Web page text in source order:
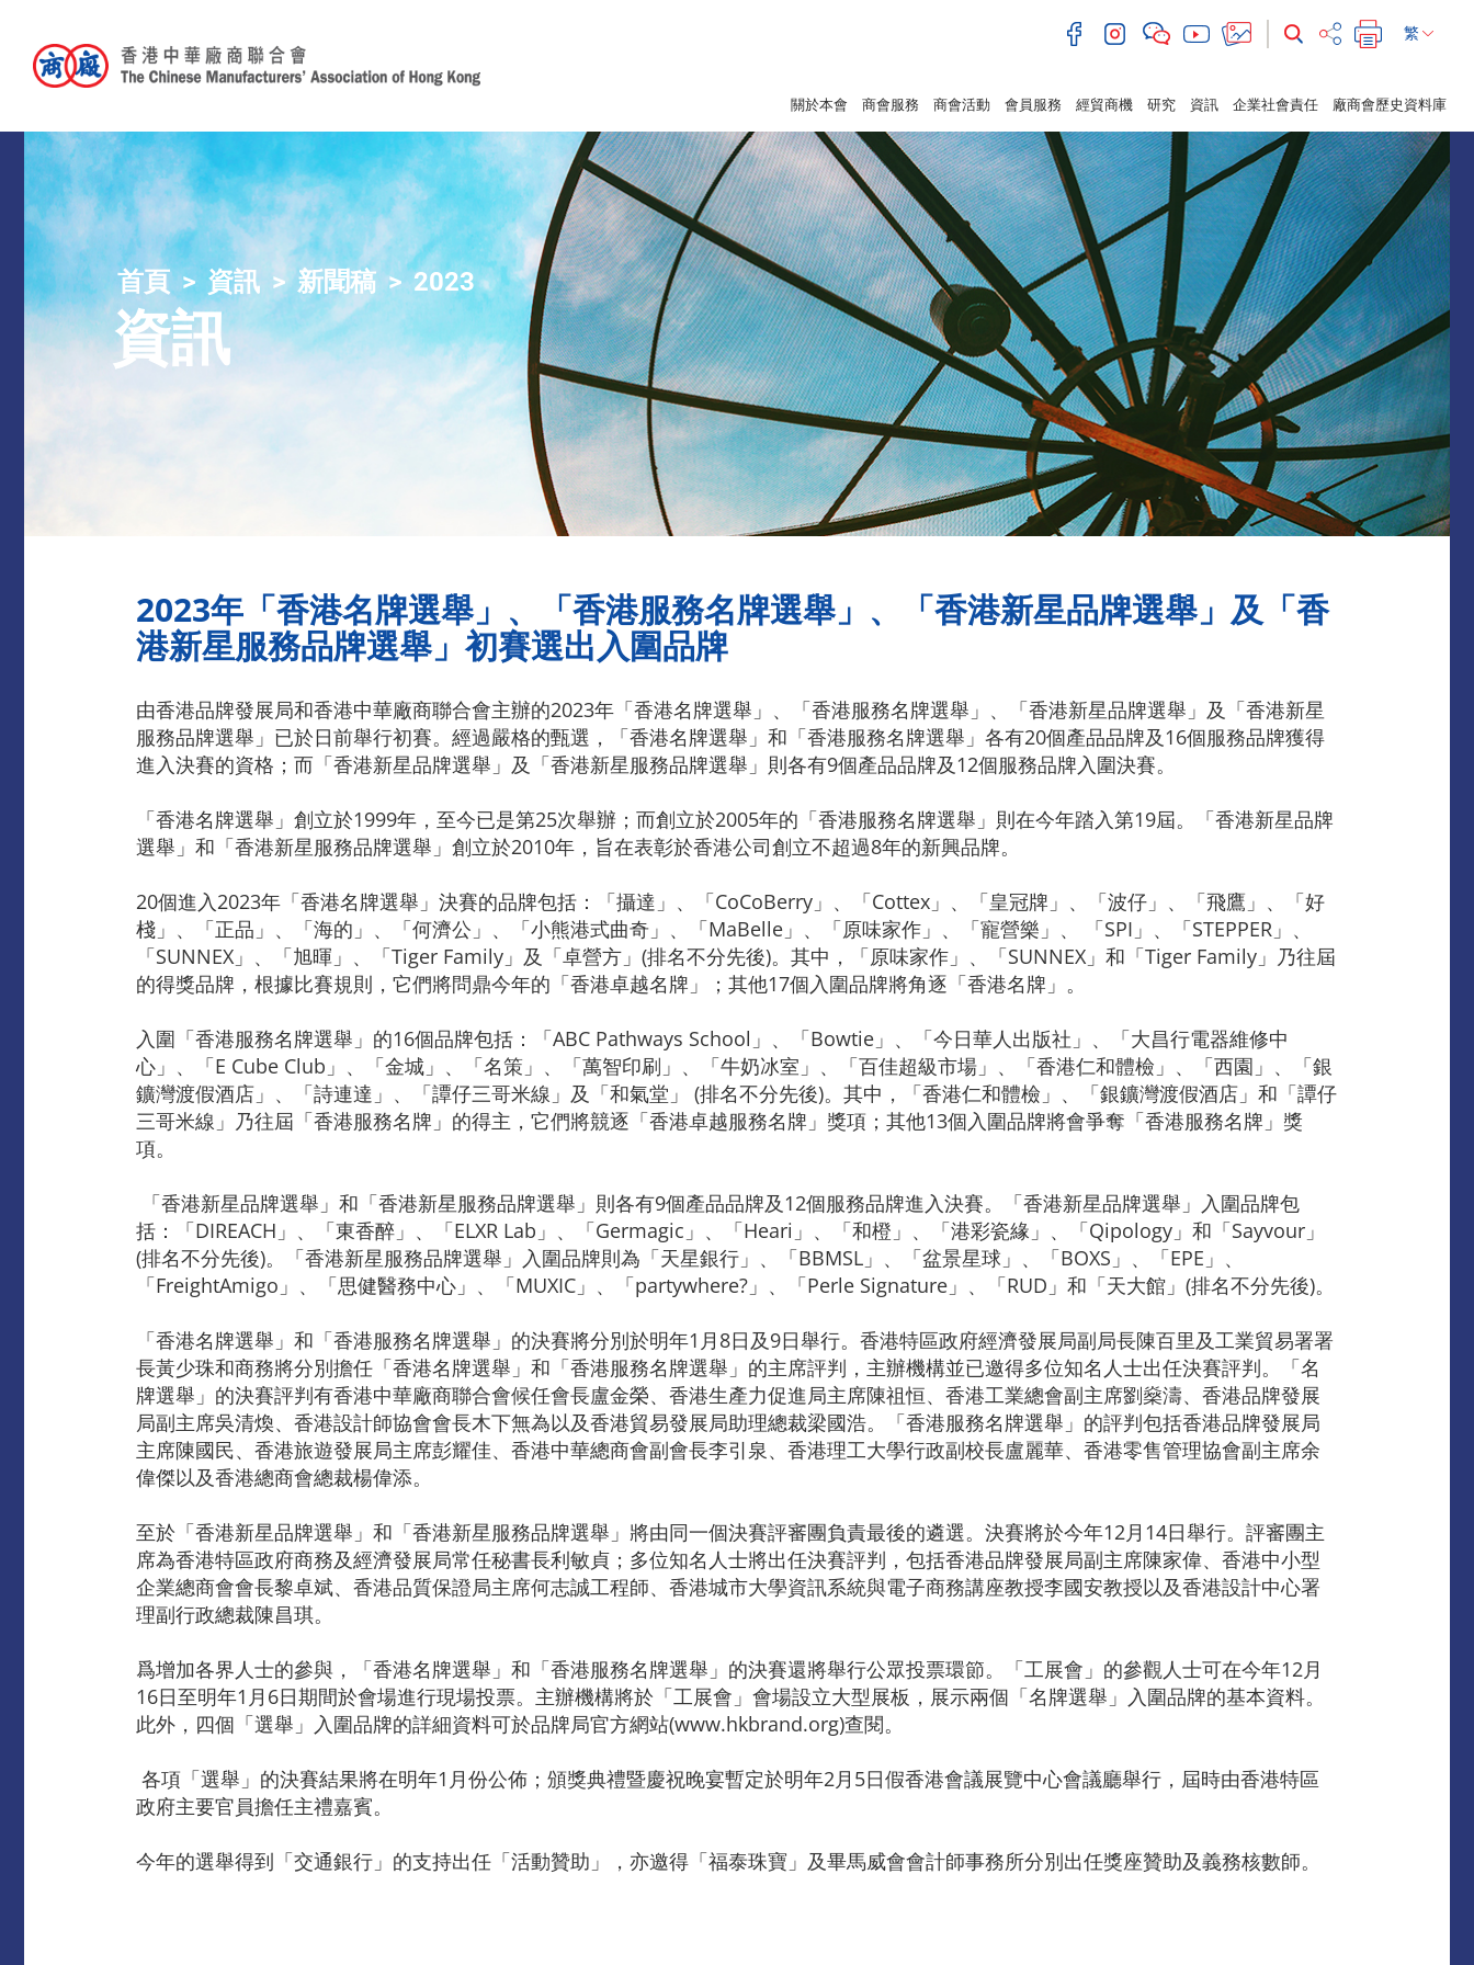
繁
關於本會 商會服務 商會活動 會員服務 經貿商機 研究 資訊 企業社會責任 廠商會歷史資料庫
首頁 資訊 新聞稿 2023
資訊
2023年「香港名牌選舉」、「香港服務名牌選舉」、「香港新星品牌選舉」及「香
港新星服務品牌選舉」初賽選出入圍品牌
由香港品牌發展局和香港中華廠商聯合會主辦的2023年「香港名牌選舉」、「香港服務名牌選舉」、「香港新星品牌選舉」及「香港新星
服務品牌選舉」已於日前舉行初賽。經過嚴格的甄選，「香港名牌選舉」和「香港服務名牌選舉」各有20個產品品牌及16個服務品牌獲得
進入決賽的資格；而「香港新星品牌選舉」及「香港新星服務品牌選舉」則各有9個產品品牌及12個服務品牌入圍決賽。
「香港名牌選舉」創立於1999年，至今已是第25次舉辦；而創立於2005年的「香港服務名牌選舉」則在今年踏入第19屆。「香港新星品牌
選舉」和「香港新星服務品牌選舉」創立於2010年，旨在表彰於香港公司創立不超過8年的新興品牌。
20個進入2023年「香港名牌選舉」決賽的品牌包括：「攝達」、「CoCoBerry」、「Cottex」、「皇冠牌」、「波仔」、「飛鷹」、「好
棧」、「正品」、「海的」、「何濟公」、「小熊港式曲奇」、「MaBelle」、「原味家作」、「寵營樂」、 「SPI」、「STEPPER」、
「SUNNEX」、「旭暉」、「Tiger Family」及「卓營方」(排名不分先後)。其中，「原味家作」、「SUNNEX」和「Tiger Family」乃往屆
的得獎品牌，根據比賽規則，它們將問鼎今年的「香港卓越名牌」；其他17個入圍品牌將角逐「香港名牌」。
入圍「香港服務名牌選舉」的16個品牌包括：「ABC Pathways School」、「Bowtie」、「今日華人出版社」、「大昌行電器維修中
心」、「E Cube Club」、「金城」、「名策」、「萬智印刷」、「牛奶冰室」、「百佳超級市場」、「香港仁和體檢」、「西園」、「銀
鑛灣渡假酒店」、「詩連達」、「譚仔三哥米線」及「和氣堂」 (排名不分先後)。其中，「香港仁和體檢」、「銀鑛灣渡假酒店」和「譚仔
三哥米線」乃往屆「香港服務名牌」的得主，它們將競逐「香港卓越服務名牌」獎項；其他13個入圍品牌將會爭奪「香港服務名牌」獎
項。
「香港新星品牌選舉」和「香港新星服務品牌選舉」則各有9個產品品牌及12個服務品牌進入決賽。「香港新星品牌選舉」入圍品牌包
括：「DIREACH」、「東香醉」、「ELXR Lab」、「Germagic」、「Heari」、「和橙」、「港彩瓷緣」、「Qipology」和「Sayvour」
(排名不分先後)。「香港新星服務品牌選舉」入圍品牌則為「天星銀行」、「BBMSL」、「盆景星球」、「BOXS」、「EPE」、
「FreightAmigo」、「思健醫務中心」、「MUXIC」、「partywhere?」、「Perle Signature」、「RUD」和「天大館」(排名不分先後)。
「香港名牌選舉」和「香港服務名牌選舉」的決賽將分別於明年1月8日及9日舉行。香港特區政府經濟發展局副局長陳百里及工業貿易署署
長黃少珠和商務將分別擔任「香港名牌選舉」和「香港服務名牌選舉」的主席評判，主辦機構並已邀得多位知名人士出任決賽評判。「名
牌選舉」的決賽評判有香港中華廠商聯合會候任會長盧金榮、香港生產力促進局主席陳祖恒、香港工業總會副主席劉燊濤、香港品牌發展
局副主席吳清煥、香港設計師協會會長木下無為以及香港貿易發展局助理總裁梁國浩。「香港服務名牌選舉」的評判包括香港品牌發展局
主席陳國民、香港旅遊發展局主席彭耀佳、香港中華總商會副會長李引泉、香港理工大學行政副校長盧麗華、香港零售管理協會副主席余
偉傑以及香港總商會總裁楊偉添。
至於「香港新星品牌選舉」和「香港新星服務品牌選舉」將由同一個決賽評審團負責最後的遴選。決賽將於今年12月14日舉行。評審團主
席為香港特區政府商務及經濟發展局常任秘書長利敏貞；多位知名人士將出任決賽評判，包括香港品牌發展局副主席陳家偉、香港中小型
企業總商會會長黎卓斌、香港品質保證局主席何志誠工程師、香港城市大學資訊系統與電子商務講座教授李國安教授以及香港設計中心署
理副行政總裁陳昌琪。
爲增加各界人士的參與，「香港名牌選舉」和「香港服務名牌選舉」的決賽還將舉行公眾投票環節。「工展會」的參觀人士可在今年12月
16日至明年1月6日期間於會場進行現場投票。主辦機構將於「工展會」會場設立大型展板，展示兩個「名牌選舉」入圍品牌的基本資料。
此外，四個「選舉」入圍品牌的詳細資料可於品牌局官方網站(www.hkbrand.org)查閱。
各項「選舉」的決賽結果將在明年1月份公佈；頒獎典禮暨慶祝晚宴暫定於明年2月5日假香港會議展覽中心會議廳舉行，屆時由香港特區
政府主要官員擔任主禮嘉賓。
今年的選舉得到「交通銀行」的支持出任「活動贊助」，亦邀得「福泰珠寶」及畢馬威會會計師事務所分別出任獎座贊助及義務核數師。